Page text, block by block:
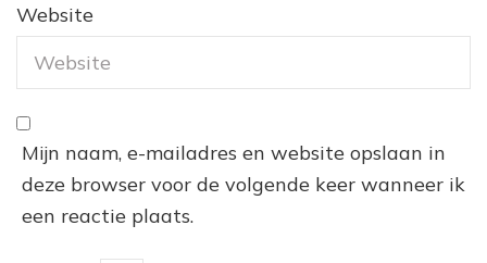
Website
Mijn naam, e-mailadres en website opslaan in
deze browser voor de volgende keer wanneer ik
een reactie plaats.